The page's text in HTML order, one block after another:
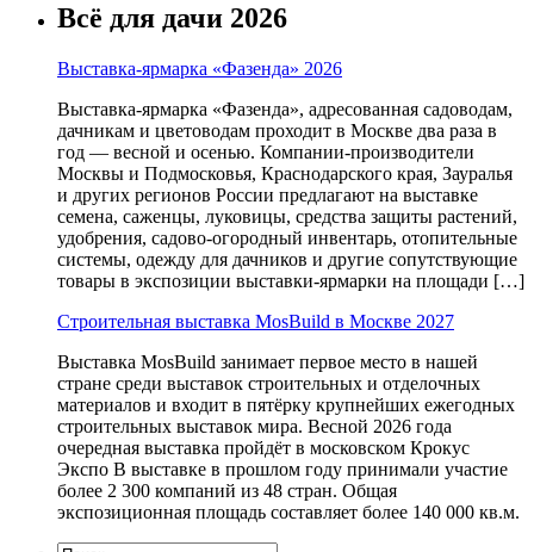
Всё для дачи 2026
Выставка-ярмарка «Фазенда» 2026
Выставка-ярмарка «Фазенда», адресованная садоводам,
дачникам и цветоводам проходит в Москве два раза в
год — весной и осенью. Компании-производители
Москвы и Подмосковья, Краснодарского края, Зауралья
и других регионов России предлагают на выставке
семена, саженцы, луковицы, средства защиты растений,
удобрения, садово-огородный инвентарь, отопительные
системы, одежду для дачников и другие сопутствующие
товары в экспозиции выставки-ярмарки на площади […]
Строительная выставка MosBuild в Москве 2027
Выставка MosBuild занимает первое место в нашей
стране среди выставок строительных и отделочных
материалов и входит в пятёрку крупнейших ежегодных
строительных выставок мира. Весной 2026 года
очередная выставка пройдёт в московском Крокус
Экспо В выставке в прошлом году принимали участие
более 2 300 компаний из 48 стран. Общая
экспозиционная площадь составляет более 140 000 кв.м.